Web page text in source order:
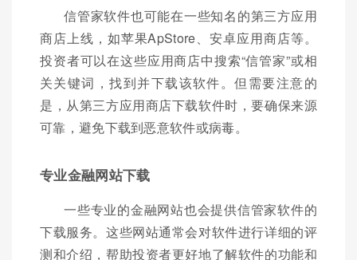
信管家软件也可能在一些知名的第三方应用
商店上线，如苹果ApStore、安卓应用商店等。
投资者可以在这些应用商店中搜索“信管家”或相
关关键词，找到并下载该软件。但需要注意的
是，从第三方应用商店下载软件时，要确保来源
可靠，避免下载到恶意软件或病毒。
专业金融网站下载
一些专业的金融网站也会提供信管家软件的
下载服务。这些网站通常会对软件进行详细的评
测和介绍，帮助投资者更好地了解软件的功能和